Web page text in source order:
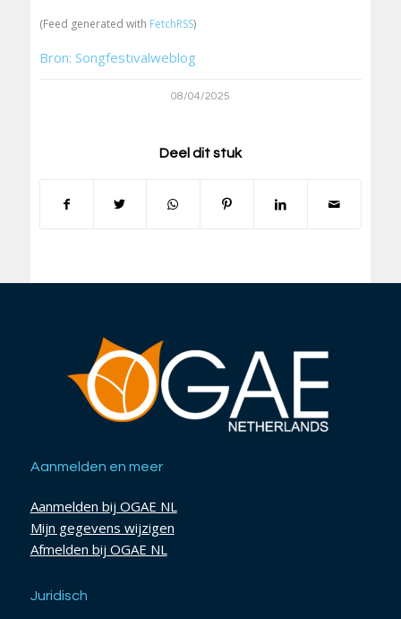
(Feed generated with FetchRSS)
Bron: Songfestivalweblog
08/04/2025
Deel dit stuk
Aanmelden en meer
Aanmelden bij OGAE NL
Mijn gegevens wijzigen
Afmelden bij OGAE NL
Juridisch